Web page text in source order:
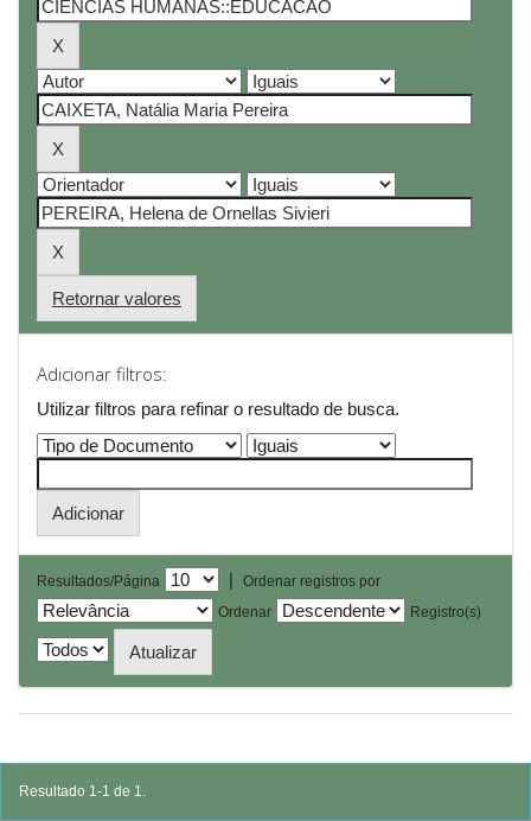
Retornar valores
Adicionar filtros:
Utilizar filtros para refinar o resultado de busca.
Resultados/Página |
Ordenar registros por
Ordenar
Registro(s)
Resultado 1-1 de 1.